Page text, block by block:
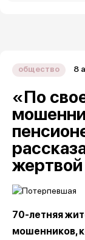
общество 8
«По
70-летняя
мошенников,